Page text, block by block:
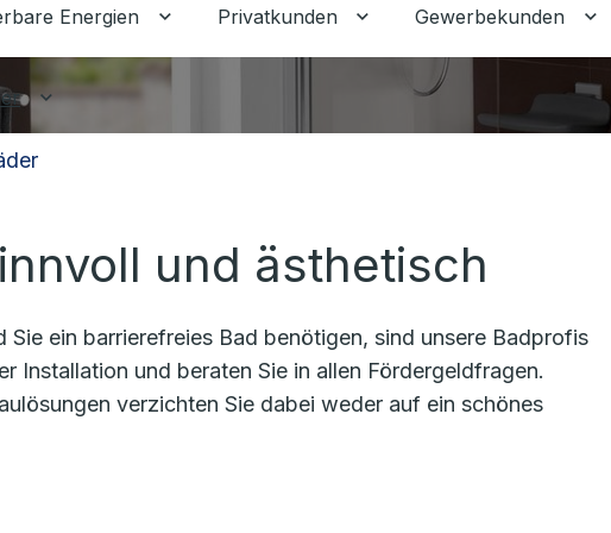
Energien Untermenü für Erneuerbare Energien umschalten
Privatkunden Untermenü für
Gewerbekunden
Untermenü für Ratgeber umschalten
und ästhetisch
ein barrierefreies Bad benötigen, sind unsere Badprofis
Installation und beraten Sie in allen Fördergeldfragen.
verzichten Sie dabei weder auf ein schönes